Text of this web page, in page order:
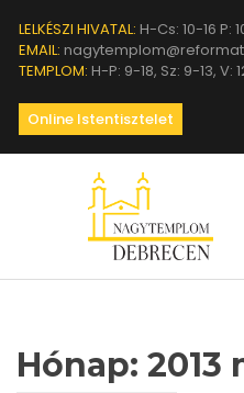
LELKÉSZI HIVATAL: H-Cs: 10-16 P:
EMAIL:
TEMPLOM: H-P: 9-18, Sz: 9-13, V:
Online Istentisztelet
Hónap: 2013